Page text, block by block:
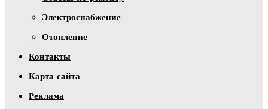
Электроснабжение
Отопление
Контакты
Карта сайта
Реклама